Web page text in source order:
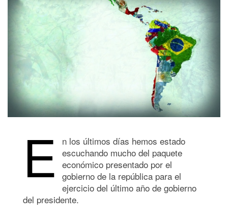
E
n los últimos días hemos estado
escuchando mucho del paquete
económico presentado por el
gobierno de la república para el
ejercicio del último año de gobierno
del presidente.